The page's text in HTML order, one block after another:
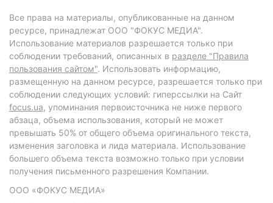
Все права на материалы, опубликованные на данном
ресурсе, принадлежат ООО "ФОКУС МЕДИА".
Использование материалов разрешается только при
соблюдении требований, описанных в разделе "Правила
пользования сайтом". Использовать информацию,
размещенную на данном ресурсе, разрешается только при
соблюдении следующих условий: гиперссылки на Сайт
focus.ua, упоминания первоисточника не ниже первого
абзаца, объема использования, который не может
превышать 50% от общего объема оригинального текста,
изменения заголовка и лида материала. Использование
большего объема текста возможно только при условии
получения письменного разрешения Компании.
ООО «ФОКУС МЕДИА»